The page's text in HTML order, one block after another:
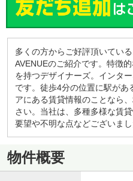
多くの方からご好評頂いてい
AVENUEのご紹介です。特徴
を持つデザイナーズ。インタ
です。徒歩4分の位置に駅があ
アにある賃貸情報のことなら
さい。当社は、多種多様な賃
要望や不明な点などございま
物件概要